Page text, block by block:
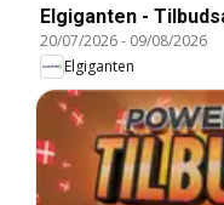
Elgiganten -
20/07/2026- 09/08/2026
Elgiganten